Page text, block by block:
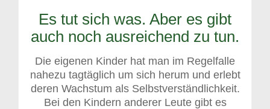
Es tut sich was. Aber es gibt
auch noch ausreichend zu tun.
Die eigenen Kinder hat man im Regelfalle
nahezu tagtäglich um sich herum und erlebt
deren Wachstum als Selbstverständlichkeit.
Bei den Kindern anderer Leute gibt es